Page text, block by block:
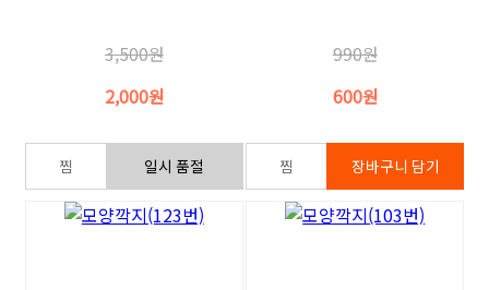
3,500원
2,000원
990원
600원